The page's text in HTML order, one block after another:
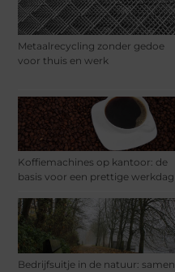
Metaalrecycling zonder gedoe
voor thuis en werk
Koffiemachines op kantoor: de
basis voor een prettige werkdag
Bedrijfsuitje in de natuur: samen